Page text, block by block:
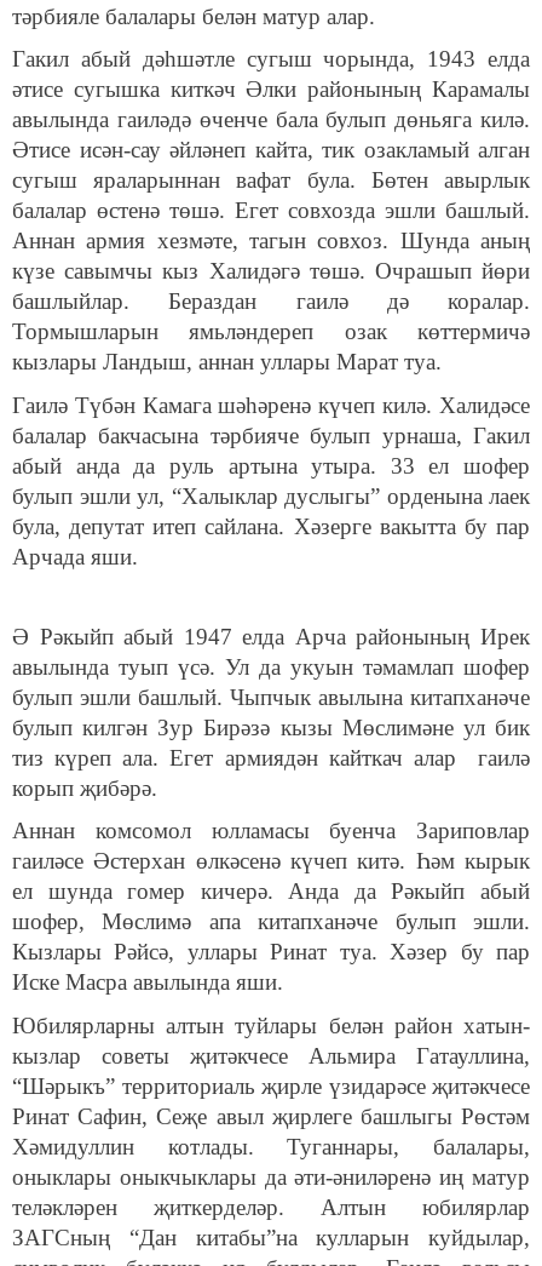
тәрбияле балалары белән матур алар.
Гакил абый дәһшәтле сугыш чорында, 1943 елда
әтисе сугышка киткәч Әлки районының Карамалы
авылында гаиләдә өченче бала булып дөньяга килә.
Әтисе исән-сау әйләнеп кайта, тик озакламый алган
сугыш яраларыннан вафат була. Бөтен авырлык
балалар өстенә төшә. Егет совхозда эшли башлый.
Аннан армия хезмәте, тагын совхоз. Шунда аның
күзе савымчы кыз Халидәгә төшә. Очрашып йөри
башлыйлар. Бераздан гаилә дә коралар.
Тормышларын ямьләндереп озак көттермичә
кызлары Ландыш, аннан уллары Марат туа.
Гаилә Түбән Камага шәһәренә күчеп килә. Халидәсе
балалар бакчасына тәрбияче булып урнаша, Гакил
абый анда да руль артына утыра. 33 ел шофер
булып эшли ул, “Халыклар дуслыгы” орденына лаек
була, депутат итеп сайлана. Хәзерге вакытта бу пар
Арчада яши.
Ә Рәкыйп абый 1947 елда Арча районының Ирек
авылында туып үсә. Ул да укуын тәмамлап шофер
булып эшли башлый. Чыпчык авылына китапханәче
булып килгән Зур Бирәзә кызы Мөслимәне ул бик
тиз күреп ала. Егет армиядән кайткач алар гаилә
корып җибәрә.
Аннан комсомол юлламасы буенча Зариповлар
гаиләсе Әстерхан өлкәсенә күчеп китә. Һәм кырык
ел шунда гомер кичерә. Анда да Рәкыйп абый
шофер, Мөслимә апа китапханәче булып эшли.
Кызлары Рәйсә, уллары Ринат туа. Хәзер бу пар
Иске Масра авылында яши.
Юбилярларны алтын туйлары белән район хатын-
кызлар советы җитәкчесе Альмира Гатауллина,
“Шәрыкъ” территориаль җирле үзидарәсе җитәкчесе
Ринат Сафин, Сеҗе авыл җирлеге башлыгы Рөстәм
Хәмидуллин котлады. Туганнары, балалары,
оныклары оныкчыклары да әти-әниләренә иң матур
теләкләрен җиткерделәр. Алтын юбилярлар
ЗАГСның “Дан китабы”на кулларын куйдылар,